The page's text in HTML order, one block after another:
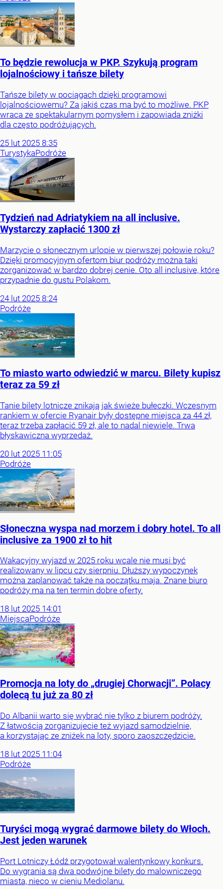
To będzie rewolucja w PKP. Szykują program
lojalnościowy i tańsze bilety
Tańsze bilety w pociągach dzięki programowi
lojalnościowemu? Za jakiś czas ma być to możliwe. PKP
wraca ze spektakularnym pomysłem i zapowiada zniżki
dla często podróżujących.
25 lut 2025 8:35
TurystykaPodróże
Tydzień nad Adriatykiem na all inclusive.
Wystarczy zapłacić 1300 zł
Marzycie o słonecznym urlopie w pierwszej połowie roku?
Dzięki promocyjnym ofertom biur podróży można taki
zorganizować w bardzo dobrej cenie. Oto all inclusive, które
przypadnie do gustu Polakom.
24 lut 2025 8:24
Podróże
To miasto warto odwiedzić w marcu. Bilety kupisz
teraz za 59 zł
Tanie bilety lotnicze znikają jak świeże bułeczki. Wczesnym
rankiem w ofercie Ryanair były dostępne miejsca za 44 zł,
teraz trzeba zapłacić 59 zł, ale to nadal niewiele. Trwa
błyskawiczna wyprzedaż.
20 lut 2025 11:05
Podróże
Słoneczna wyspa nad morzem i dobry hotel. To all
inclusive za 1900 zł to hit
Wakacyjny wyjazd w 2025 roku wcale nie musi być
realizowany w lipcu czy sierpniu. Dłuższy wypoczynek
można zaplanować także na początku maja. Znane biuro
podróży ma na ten termin dobre oferty.
18 lut 2025 14:01
MiejscaPodróże
Promocja na loty do „drugiej Chorwacji”. Polacy
dolecą tu już za 80 zł
Do Albanii warto się wybrać nie tylko z biurem podróży.
Z łatwością zorganizujecie też wyjazd samodzielnie,
a korzystając ze zniżek na loty, sporo zaoszczędzicie.
18 lut 2025 11:04
Podróże
Turyści mogą wygrać darmowe bilety do Włoch.
Jest jeden warunek
Port Lotniczy Łódź przygotował walentynkowy konkurs.
Do wygrania są dwa podwójne bilety do malowniczego
miasta, nieco w cieniu Mediolanu.